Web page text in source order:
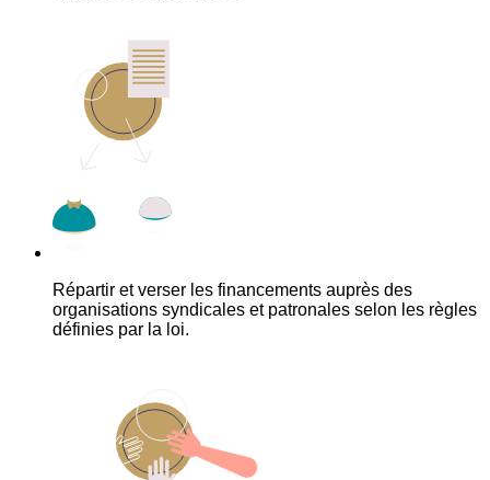
Répartir et verser les financements auprès des
organisations syndicales et patronales selon les règles
définies par la loi.